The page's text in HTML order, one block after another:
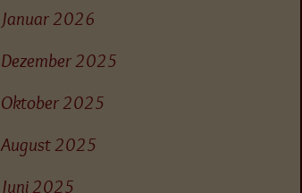
Januar 2026
Dezember 2025
Oktober 2025
August 2025
Juni 2025